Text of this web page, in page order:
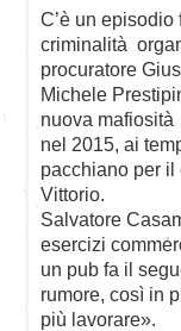
C’è un
criminalità
procuratore
Michele
nuova
nel 2015, ai
pacchiano per
Vittorio.
Salvatore
esercizi
un pub fa il
rumore, così in
più lavorare».